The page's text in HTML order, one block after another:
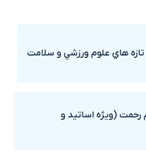
هاي علوم ورزشي و سلامت
(ویژه اساتید و